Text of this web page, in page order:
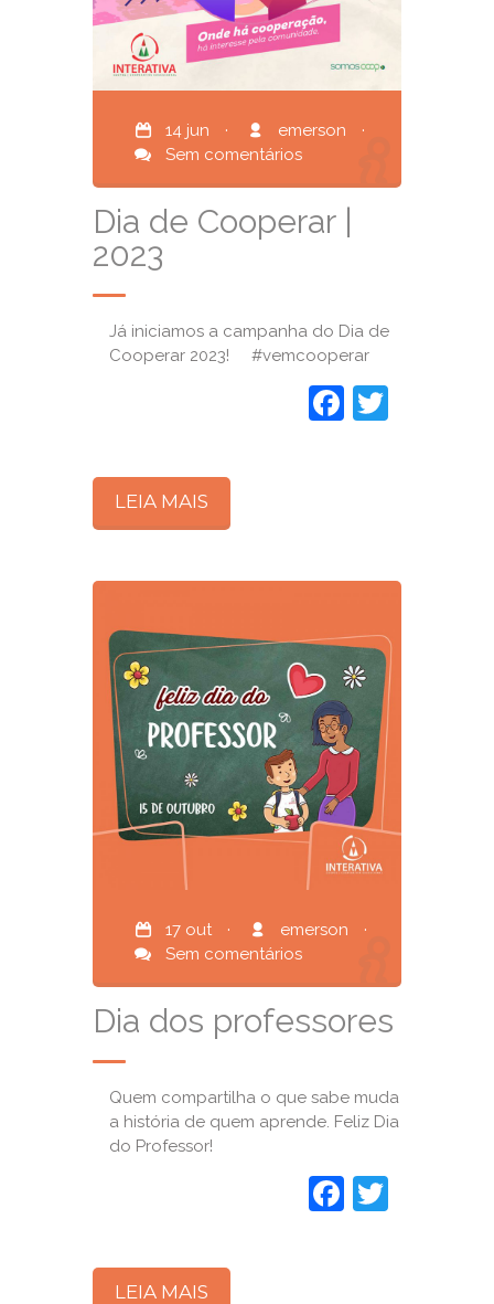
14 jun · emerson
·
Sem comentários
Dia de Cooperar |
2023
Já iniciamos a campanha do Dia de
Cooperar 2023! #vemcooperar
LEIA MAIS
17 out · emerson
·
Sem comentários
Dia dos professores
Quem compartilha o que sabe muda
a história de quem aprende. Feliz Dia
do Professor!
LEIA MAIS